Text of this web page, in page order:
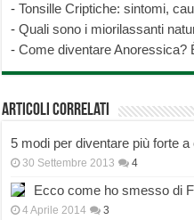
-Tonsille Criptiche: sintomi,
-Quali sono i miorilassanti
-Come diventare Anoressica?
Articoli correlati
5 modi per diventare più forte a
30 Settembre 2013 4
Ecco come ho smesso di
4 Aprile 2014 3